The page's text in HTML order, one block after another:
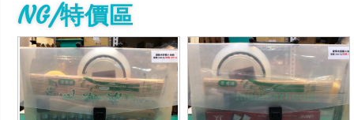
NG/特價區